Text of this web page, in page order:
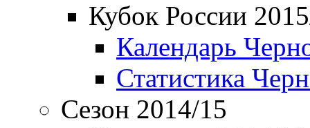
Кубок России
Календарь
Статистика
Сезон 2014/15